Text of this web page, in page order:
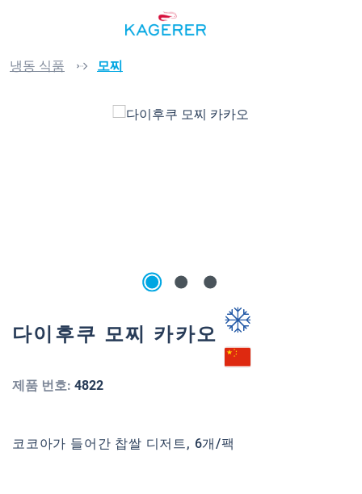
냉동 식품 모찌
다이후쿠 모찌 카카오
제품 번호: 4822
코코아가 들어간 찹쌀 디저트, 6개/팩